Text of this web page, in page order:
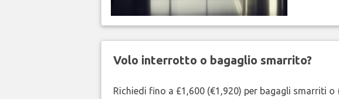
Volo interrotto o bagaglio smarrito?
Richiedi fino a £1,600 (€1,920) per bagagli smarriti